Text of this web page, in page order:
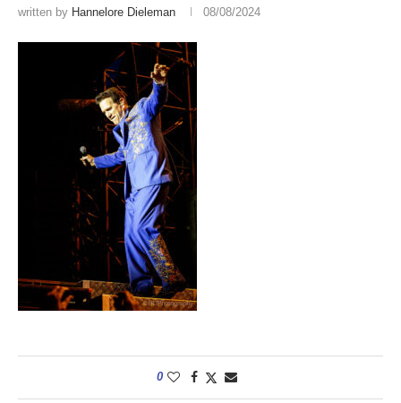
written by Hannelore Dieleman 08/08/2024
0